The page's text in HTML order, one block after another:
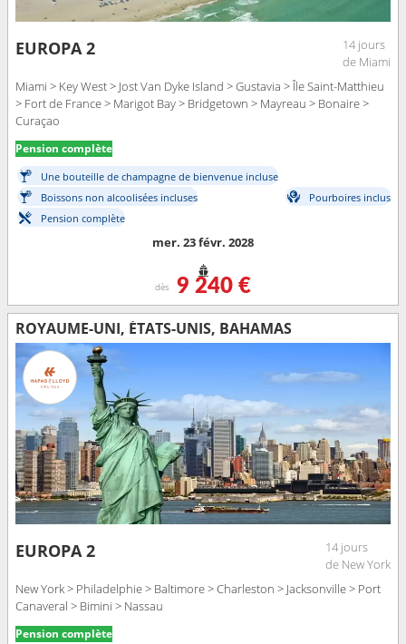
EUROPA 2
14 jours
de Miami
Miami > Key West > Jost Van Dyke Island > Gustavia > Île Saint-Matthieu
> Fort de France > Marigot Bay > Bridgetown > Mayreau > Bonaire >
Curaçao
Pension complète
Une bouteille de champagne de bienvenue incluse
Boissons non alcoolisées incluses
Pourboires inclus
Pension complète
mer. 23 févr. 2028
dès 9 240 €
ROYAUME-UNI, ÉTATS-UNIS, BAHAMAS
EUROPA 2
14 jours
de New York
New York > Philadelphie > Baltimore > Charleston > Jacksonville > Port
Canaveral > Bimini > Nassau
Pension complète